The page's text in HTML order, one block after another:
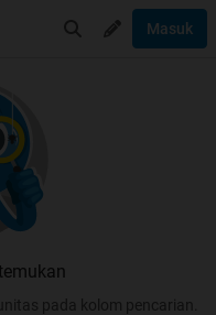
Masuk
pada kolom pencarian.